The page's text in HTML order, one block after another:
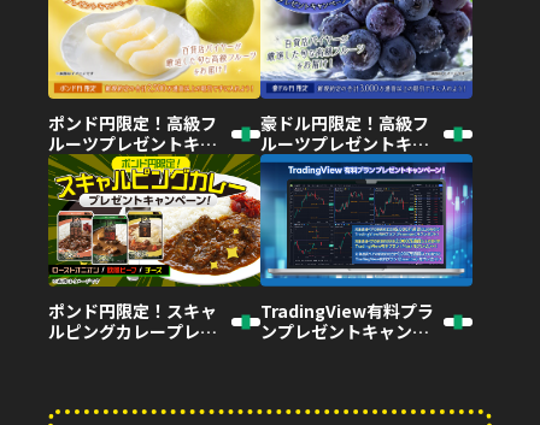
ポンド円限定！高級フ
ルーツプレゼントキャ
ンペーン!
豪ドル円限定！高級フ
ルーツプレゼントキャ
ンペーン!
ポンド円限定！スキャ
ルピングカレープレゼ
TradingView有料プラ
ンプレゼントキャンペ